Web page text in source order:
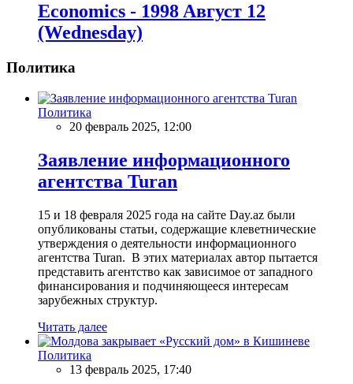
Economics - 1998 Aвгуст 12
(Wednesday)
Политика
Политика
20 февраль 2025, 12:00
Заявление информационного
агентства Turan
15 и 18 февраля 2025 года на сайте Day.az были
опубликованы статьи, содержащие клеветнические
утверждения о деятельности информационного
агентства Turan. В этих материалах автор пытается
представить агентство как зависимое от западного
финансирования и подчиняющееся интересам
зарубежных структур.
Читать далее
Политика
13 февраль 2025, 17:40